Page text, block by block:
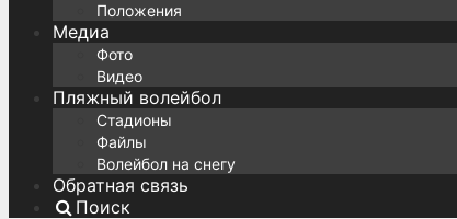
Положения
Медиа
Фото
Видео
Пляжный волейбол
Стадионы
Файлы
Волейбол на снегу
Обратная связь
Поиск